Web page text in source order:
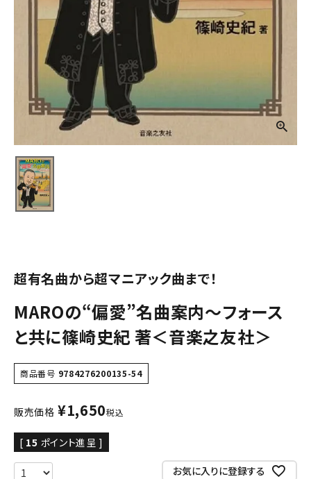
超有名曲から超マニアック曲まで！
MAROの“偏愛”名曲案内～フォース
と共に篠崎史紀 著＜音楽之友社＞
商品番号 9784276200135-54
販売価格 ¥1,650税込
[ 15 ポイント進呈 ]
お気に入りに登録する